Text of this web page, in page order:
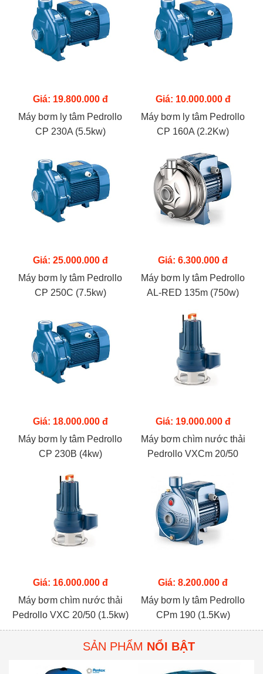
Giá: 19.800.000 đ
Máy bơm ly tâm Pedrollo
CP 230A (5.5kw)
Giá: 10.000.000 đ
Máy bơm ly tâm Pedrollo
CP 160A (2.2Kw)
Giá: 25.000.000 đ
Máy bơm ly tâm Pedrollo
CP 250C (7.5kw)
Giá: 6.300.000 đ
Máy bơm ly tâm Pedrollo
AL-RED 135m (750w)
Giá: 18.000.000 đ
Máy bơm ly tâm Pedrollo
CP 230B (4kw)
Giá: 19.000.000 đ
Máy bơm chìm nước thải
Pedrollo VXCm 20/50
Giá: 16.000.000 đ
Máy bơm chìm nước thải
Pedrollo VXC 20/50 (1.5kw)
Giá: 8.200.000 đ
Máy bơm ly tâm Pedrollo
CPm 190 (1.5Kw)
SẢN PHẨM NỔI BẬT